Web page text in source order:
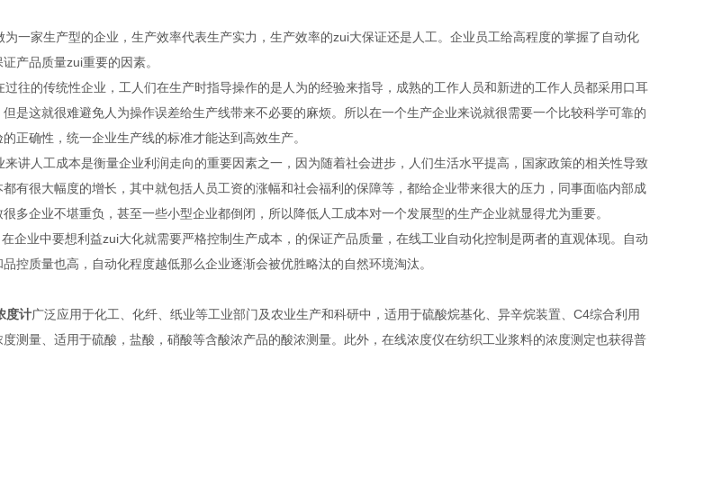
一家生产型的企业，生产效率代表生产实力，生产效率的zui大保证还是人工。企业员工给高程度的掌握了自动化
产品质量zui重要的因素。
往的传统性企业，工人们在生产时指导操作的是人为的经验来指导，成熟的工作人员和新进的工作人员都采用口耳
是这就很难避免人为操作误差给生产线带来不必要的麻烦。所以在一个生产企业来说就很需要一个比较科学可靠的
正确性，统一企业生产线的标准才能达到高效生产。
讲人工成本是衡量企业利润走向的重要因素之一，因为随着社会进步，人们生活水平提高，国家政策的相关性导致
有很大幅度的增长，其中就包括人员工资的涨幅和社会福利的保障等，都给企业带来很大的压力，同事面临内部成
多企业不堪重负，甚至一些小型企业都倒闭，所以降低人工成本对一个发展型的生产企业就显得尤为重要。
企业中要想利益zui大化就需要严格控制生产成本，的保证产品质量，在线工业自动化控制是两者的直观体现。自动
控质量也高，自动化程度越低那么企业逐渐会被优胜略汰的自然环境淘汰。
度计广泛应用于化工、化纤、纸业等工业部门及农业生产和科研中，适用于硫酸烷基化、异辛烷装置、C4综合利用
测量、适用于硫酸，盐酸，硝酸等含酸浓产品的酸浓测量。此外，在线浓度仪在纺织工业浆料的浓度测定也获得普